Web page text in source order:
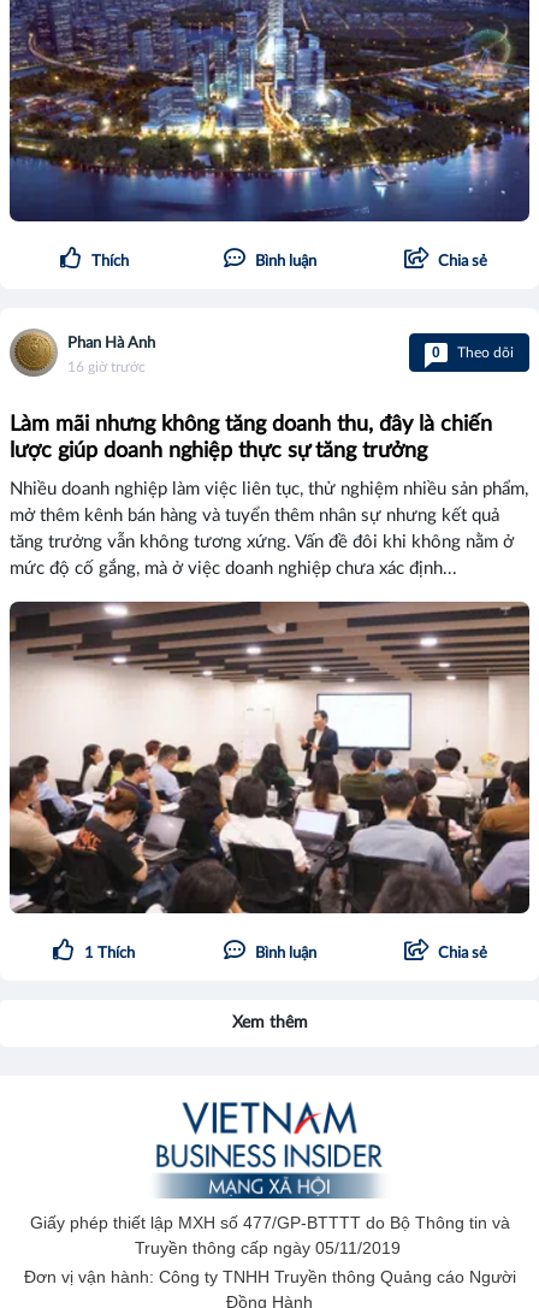
Thích Bình luận Chia sẻ
Phan Hà Anh
16 giờ trước
0 Theo dõi
Làm mãi nhưng không tăng doanh thu, đây là chiến
lược giúp doanh nghiệp thực sự tăng trưởng
Nhiều doanh nghiệp làm việc liên tục, thử nghiệm nhiều sản phẩm,
mở thêm kênh bán hàng và tuyển thêm nhân sự nhưng kết quả
tăng trưởng vẫn không tương xứng. Vấn đề đôi khi không nằm ở
mức độ cố gắng, mà ở việc doanh nghiệp chưa xác định...
1 Thích Bình luận Chia sẻ
Xem thêm
Giấy phép thiết lập MXH số 477/GP-BTTTT do Bộ Thông tin và
Truyền thông cấp ngày 05/11/2019
Đơn vị vận hành: Công ty TNHH Truyền thông Quảng cáo Người
Đồng Hành